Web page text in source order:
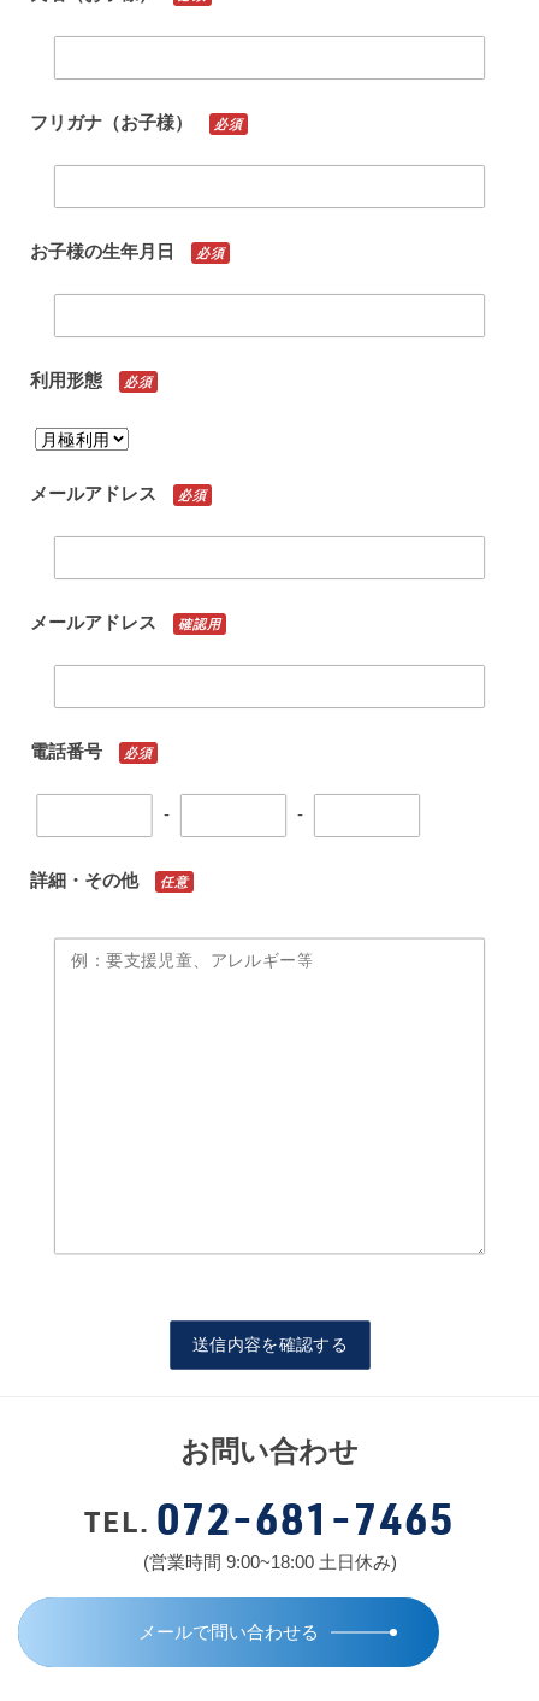
フリガナ（お子様） 必須
お子様の生年月日 必須
利用形態 必須
メールアドレス 必須
メールアドレス 確認用
電話番号 必須
- -
詳細・その他 任意
お問い合わせ
TEL. 072-681-7465
(営業時間 9:00~18:00 土日休み)
メールで問い合わせる